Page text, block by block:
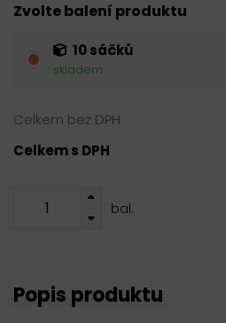
Zvolte balení produktu
10 sáčků
skladem
Celkem bez DPH
Celkem s DPH
bal.
Popis produktu